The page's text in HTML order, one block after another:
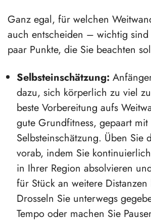
Ganz egal, für welchen
auch entscheiden – wichtig
paar Punkte, die Sie beachten
Selbsteinschätzung:
dazu, sich körperlich zu viel
beste Vorbereitung aufs
gute Grundfitness, gepaart
Selbsteinschätzung. Üben Sie
vorab, indem Sie
in Ihrer Region absolvieren
für Stück an weitere Distanzen
Drosseln Sie unterwegs
Tempo oder machen Sie